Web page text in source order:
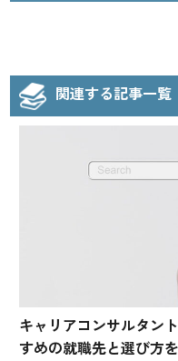
関連する記事一覧
キャリアコンサルタン
すめの就職先と選び方